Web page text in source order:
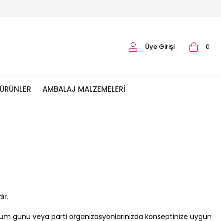
0
Üye Girişi
AMBALAJ MALZEMELERI
günü veya parti organizasyonlarınızda konseptinize uygun